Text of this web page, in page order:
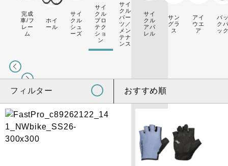
完成
車/フ
レー
ム
ホイ
ール
サイ
クル
シュ
ーズ
サイ
クル
プロ
テク
ショ
ン
サイ
クル
パー
ツ／
メン
テナ
ンス
サイ
クル
アパ
レル
サン
グラ
ス
アイ
ウエ
ア
バ
ク
ッ
フィルター おすすめ順